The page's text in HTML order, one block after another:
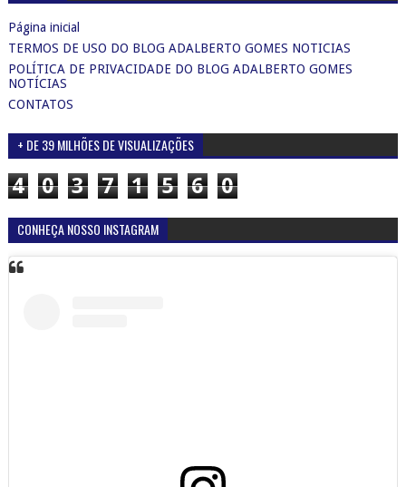
Página inicial
TERMOS DE USO DO BLOG ADALBERTO GOMES NOTICIAS
POLÍTICA DE PRIVACIDADE DO BLOG ADALBERTO GOMES
NOTÍCIAS
CONTATOS
+ DE 39 MILHÕES DE VISUALIZAÇÕES
4 0 3 7 1 5 6 0
CONHEÇA NOSSO INSTAGRAM